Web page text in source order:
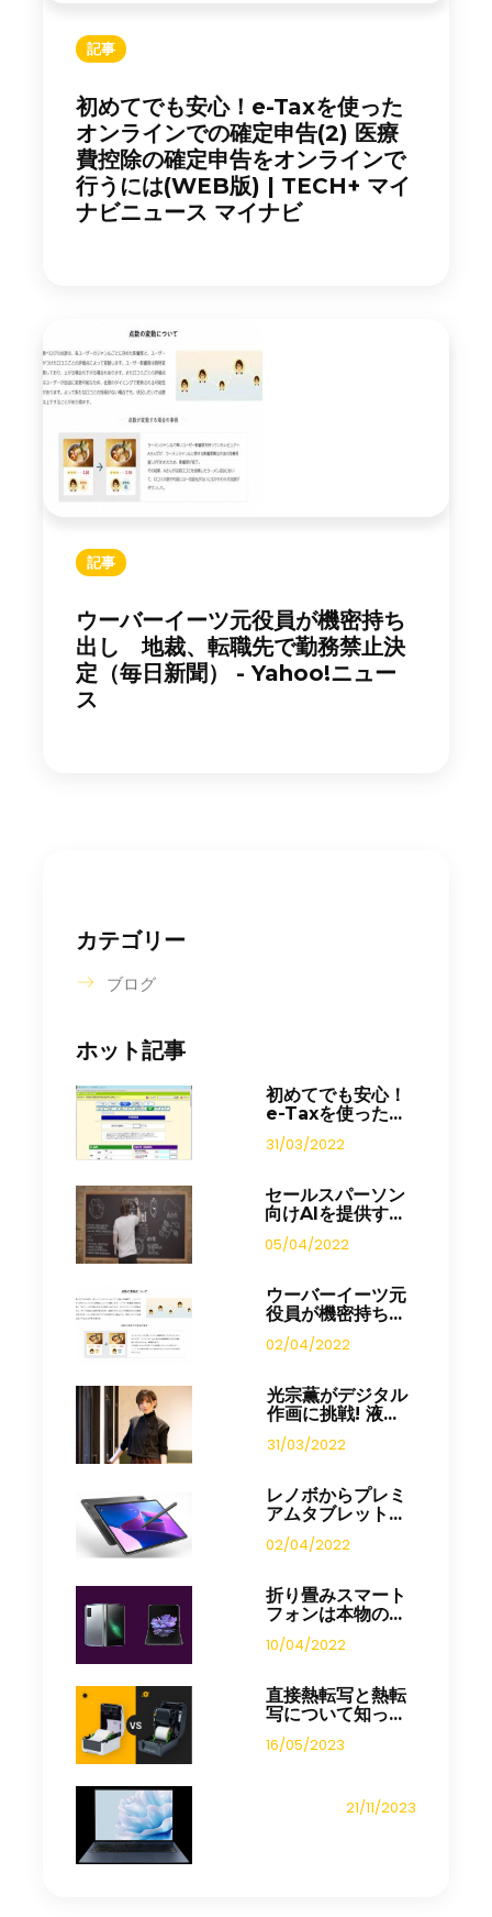
記事
初めてでも安心！e-Taxを使った
オンラインでの確定申告(2) 医療
費控除の確定申告をオンラインで
行うには(WEB版) | TECH+ マイ
ナビニュース マイナビ
記事
ウーバーイーツ元役員が機密持ち
出し 地裁、転職先で勤務禁止決
定（毎日新聞） - Yahoo!ニュー
ス
カテゴリー
ブログ
ホット記事
初めてでも安心！
e-Taxを使った...
31/03/2022
セールスパーソン
向けAIを提供す...
05/04/2022
ウーバーイーツ元
役員が機密持ち...
02/04/2022
光宗薫がデジタル
作画に挑戦! 液...
31/03/2022
レノボからプレミ
アムタブレット...
02/04/2022
折り畳みスマート
フォンは本物の...
10/04/2022
直接熱転写と熱転
写について知っ...
16/05/2023
21/11/2023